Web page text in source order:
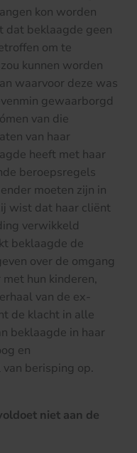
kon worden
dat beklaagde geen
om te
kunnen worden
waarvoor deze was
gewaarborgd
van die
van haar
heeft met haar
beroepsregels
moeten zijn in
wist dat haar cliënt
verwikkeld
beklaagde de
over de omgang
hun kinderen,
van de ex-
de klacht in alle
beklaagde in haar
en
berisping op.
niet aan de